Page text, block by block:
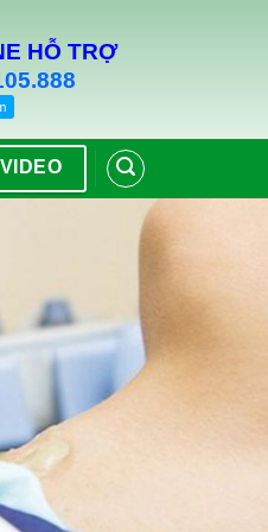
HỖ TRỢ
VIDEO